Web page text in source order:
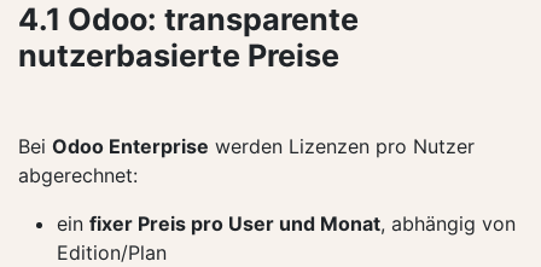
4.1 Odoo: transparente
nutzerbasierte Preise
Bei Odoo Enterprise werden Lizenzen pro Nutzer
abgerechnet:
ein fixer Preis pro User und Monat, abhängig von
Edition/Plan